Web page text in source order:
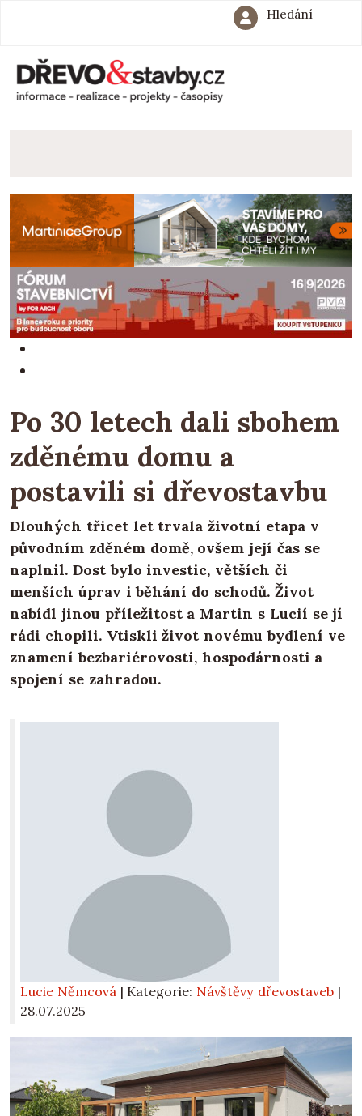
Hledání
Po 30 letech dali sbohem
zděnému domu a
postavili si dřevostavbu
Dlouhých třicet let trvala životní etapa v
původním zděném domě, ovšem její čas se
naplnil. Dost bylo investic, větších či
menších úprav i běhání do schodů. Život
nabídl jinou příležitost a Martin s Lucií se jí
rádi chopili. Vtiskli život novému bydlení ve
znamení bezbariérovosti, hospodárnosti a
spojení se zahradou.
Lucie Němcová | Kategorie: Návštěvy dřevostaveb |
28.07.2025